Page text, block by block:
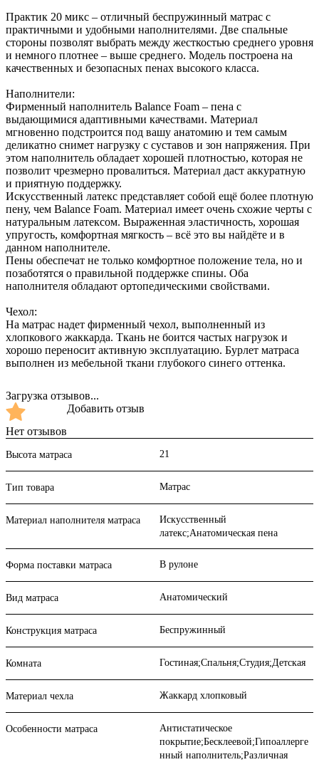
Практик 20 микс – отличный беспружинный матрас с
практичными и удобными наполнителями. Две спальные
стороны позволят выбрать между жесткостью среднего уровня
и немного плотнее – выше среднего. Модель построена на
качественных и безопасных пенах высокого класса.
Наполнители:
Фирменный наполнитель Balance Foam – пена с
выдающимися адаптивными качествами. Материал
мгновенно подстроится под вашу анатомию и тем самым
деликатно снимет нагрузку с суставов и зон напряжения. При
этом наполнитель обладает хорошей плотностью, которая не
позволит чрезмерно провалиться. Материал даст аккуратную
и приятную поддержку.
Искусственный латекс представляет собой ещё более плотную
пену, чем Balance Foam. Материал имеет очень схожие черты с
натуральным латексом. Выраженная эластичность, хорошая
упругость, комфортная мягкость – всё это вы найдёте и в
данном наполнителе.
Пены обеспечат не только комфортное положение тела, но и
позаботятся о правильной поддержке спины. Оба
наполнителя обладают ортопедическими свойствами.
Чехол:
На матрас надет фирменный чехол, выполненный из
хлопкового жаккарда. Ткань не боится частых нагрузок и
хорошо переносит активную эксплуатацию. Бурлет матраса
выполнен из мебельной ткани глубокого синего оттенка.
Загрузка отзывов...
Нет отзывов
Добавить отзыв
Высота матраса 21
Тип товара Матрас
Материал наполнителя матраса
Искусственный
латекс;Анатомическая пена
Форма поставки матраса В рулоне
Вид матраса Анатомический
Конструкция матраса Беспружинный
Комната Гостиная;Спальня;Студия;Детская
Материал чехла Жаккард хлопковый
Особенности матраса
Антистатическое
покрытие;Бесклеевой;Гипоаллерге
нный наполнитель;Различная